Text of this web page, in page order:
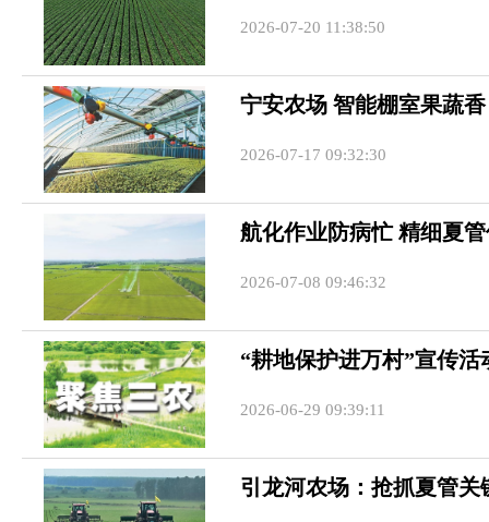
2026-07-20 11:38:50
宁安农场 智能棚室果蔬香
2026-07-17 09:32:30
航化作业防病忙 精细夏
2026-07-08 09:46:32
“耕地保护进万村”宣传活
2026-06-29 09:39:11
引龙河农场：抢抓夏管